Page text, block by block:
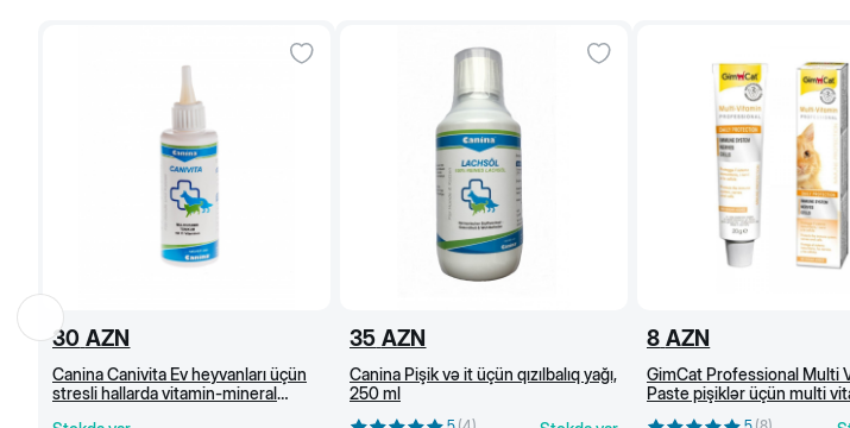
30 AZN
Canina Canivita Ev heyvanları üçün
stresli hallarda vitamin-mineral
35 AZN
Canina Pişik və it üçün qızılbalıq yağı,
250 ml
8 AZN
GimCat Professional Multi
Paste pişiklər üçün multi